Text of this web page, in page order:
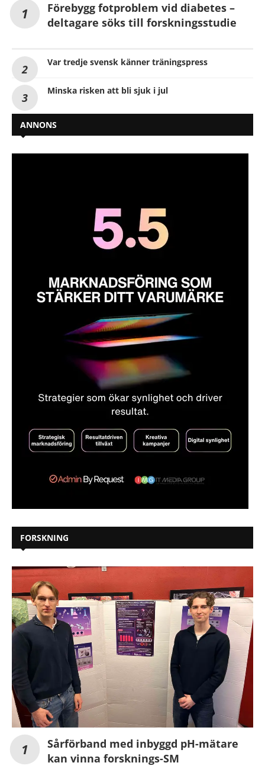
Förebygg fotproblem vid diabetes –
deltagare söks till forskningsstudie
Var tredje svensk känner träningspress
Minska risken att bli sjuk i jul
ANNONS
FORSKNING
Sårförband med inbyggd pH-mätare
kan vinna forsknings-SM